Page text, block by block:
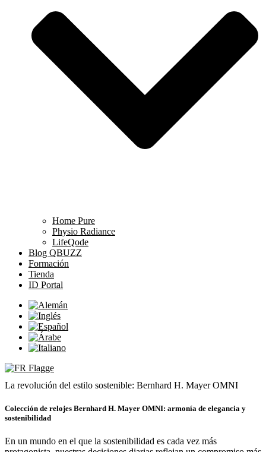
Home Pure
Physio Radiance
LifeQode
Blog QBUZZ
Formación
Tienda
ID Portal
La revolución del estilo sostenible: Bernhard H. Mayer OMNI
Colección de relojes Bernhard H. Mayer OMNI: armonía de elegancia y
sostenibilidad
En un mundo en el que la sostenibilidad es cada vez más